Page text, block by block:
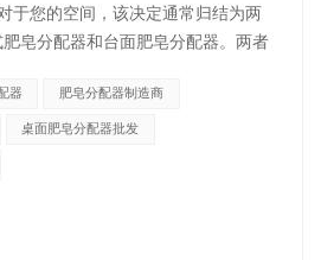
于您的空间，该决定通常归结为两
皂分配器和台面肥皂分配器。两者
节省空间并保持干净，有条理的环
的。这种类型的分配器非常适合机
量区域，可以使台面无处不在，并
相结合，非常适合商业和住宅环
保即使在最繁忙的环境中，也可以
器
肥皂分配器制造商
桌面肥皂分配器批发